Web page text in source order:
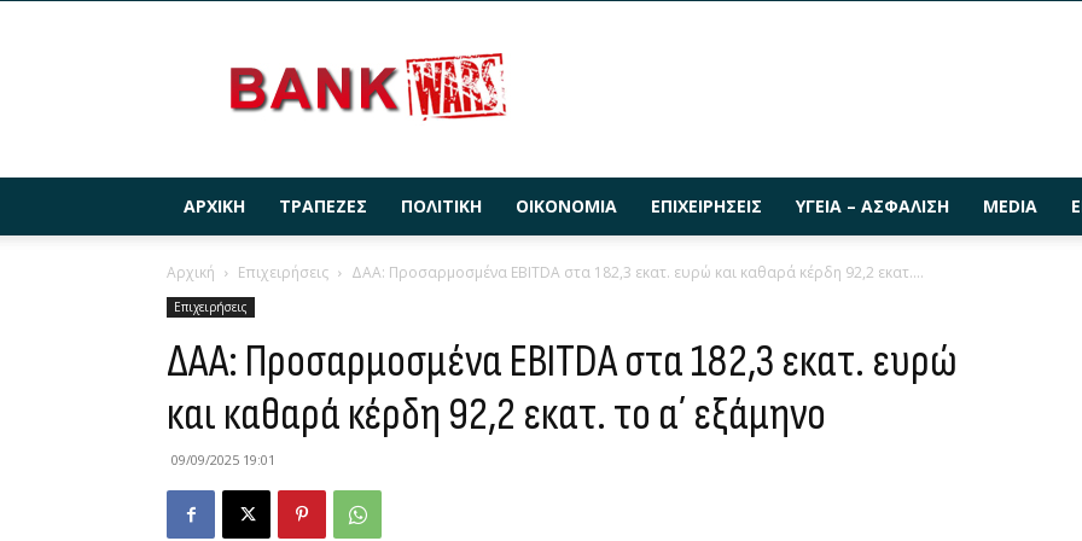
ΑΡΧΙΚΉ ΤΡΆΠΕΖΕΣ ΠΟΛΙΤΙΚΉ ΟΙΚΟΝΟΜΊΑ ΕΠΙΧΕΙΡΉΣΕΙΣ ΥΓΕΊΑ – ΑΣΦΆΛΙΣΗ MEDIA
Αρχική Επιχειρήσεις ΔΑΑ: Προσαρμοσμένα EBITDA στα 182,3 εκατ. ευρώ και καθαρά κέρδη 92,2 εκατ....
Επιχειρήσεις
ΔΑΑ: Προσαρμοσμένα EBITDA στα 182,3 εκατ. ευρώ
και καθαρά κέρδη 92,2 εκατ. το α΄ εξάμηνο
09/09/2025 19:01